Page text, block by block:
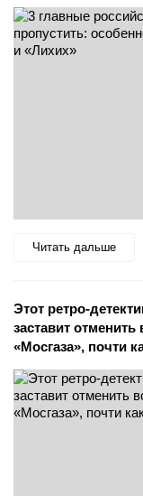
Читать дальше
Этот ретро-
заставит
«Мосгаза», почти